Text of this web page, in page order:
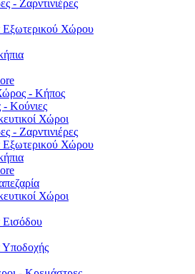
- Ζαρντινιέρες
Εξωτερικού Χώρου
- Κήπος
- Κούνιες
Χώροι
- Ζαρντινιέρες
Εξωτερικού Χώρου
Χώροι
Εισόδου
Υποδοχής